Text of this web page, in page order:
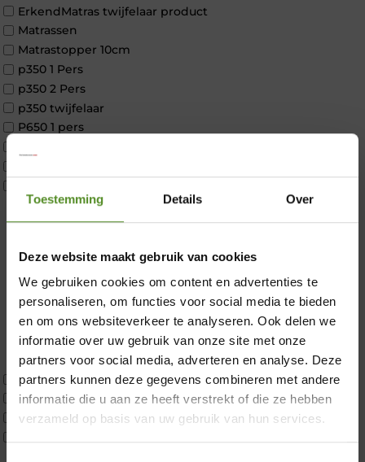
Toestemming Details Over
Deze website maakt gebruik van cookies
We gebruiken cookies om content en advertenties te
personaliseren, om functies voor social media te bieden
en om ons websiteverkeer te analyseren. Ook delen we
informatie over uw gebruik van onze site met onze
partners voor social media, adverteren en analyse. Deze
partners kunnen deze gegevens combineren met andere
informatie die u aan ze heeft verstrekt of die ze hebben
verzameld op basis van uw gebruik van hun services.
ErkendMatras twijfelaar product
Matrassen
Matrastopper 10cm
p350 1 Pers
p350 2 Pers
p350 twijfelaar
P650 1 pers
Maatvoering
1 persoon
2 personen split
Twijfelaar
Materiaal
Koudschuim
Latex
Traagschuim
Tweepersoons 1 kern
Tweepersoons 1 kern product
Tweepersoons 2 kernen